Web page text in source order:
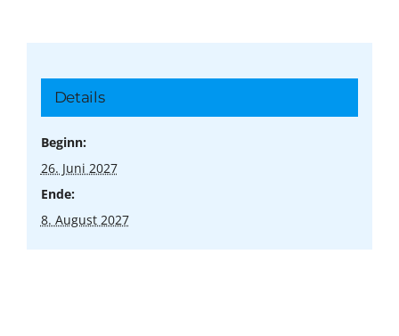
Details
Beginn:
26. Juni 2027
Ende:
8. August 2027